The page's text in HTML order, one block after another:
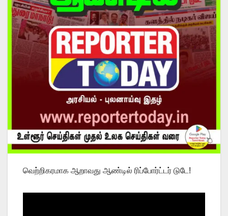
வெற்றிகரமாக ஆறாவது ஆண்டில் ரிப்போர்ட்டர் டுடே!